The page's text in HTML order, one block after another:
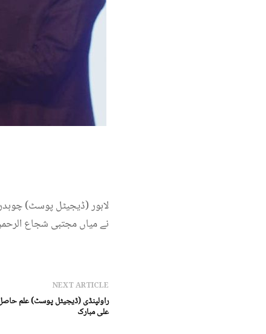
لاہور (ڈیجیٹل پوسٹ)
نے میاں مجتبی شجاع
NEXT ARTICLE
راولپنڈی (ڈیجیٹل پوسٹ) علم
علی مبارک